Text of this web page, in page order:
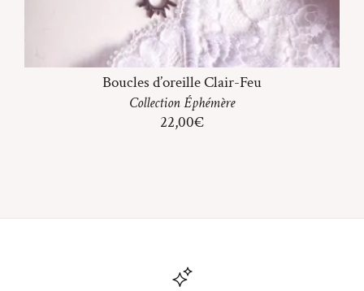
Boucles d’oreille Clair-Feu
CollectionÉphémère
22,00€